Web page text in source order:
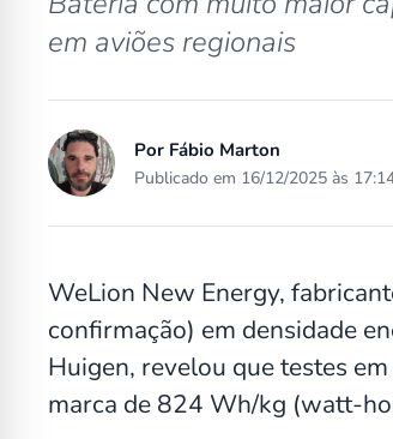
em aviões regionais
Por Fábio Marton
Publicado em 16/12/2025 às
WeLion New Energy,
confirmação) em densidade
Huigen, revelou que testes
marca de 824 Wh/kg (watt-